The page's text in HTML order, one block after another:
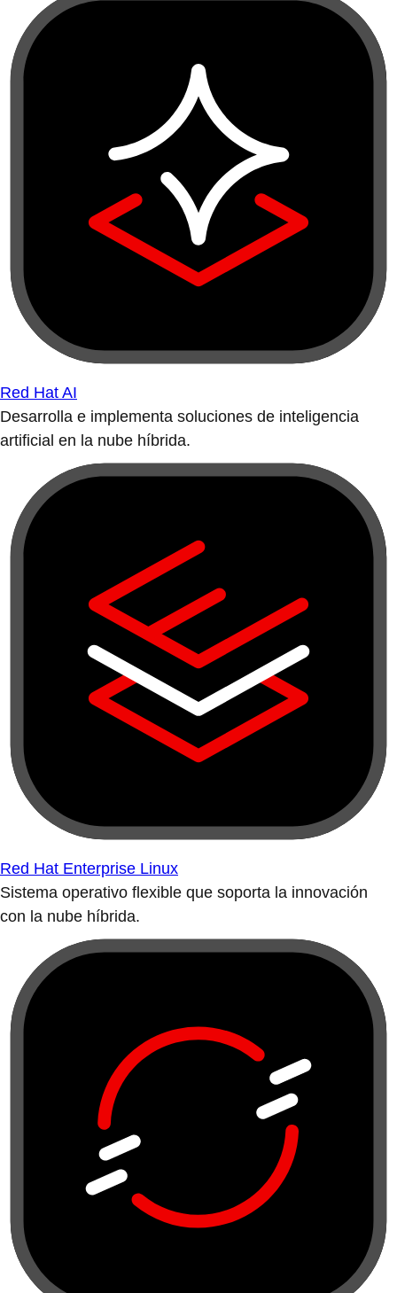
Red Hat AI
Desarrolla e implementa soluciones de inteligencia
artificial en la nube híbrida.
Red Hat Enterprise Linux
Sistema operativo flexible que soporta la innovación
con la nube híbrida.